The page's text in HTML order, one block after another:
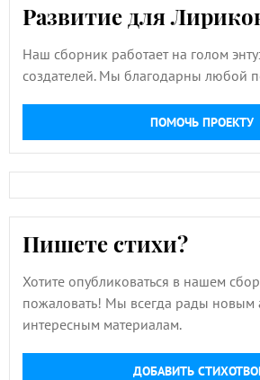
Развитие для
Наш сборник работает на голом
создателей. Мы благодарны любой
ПОМОЧЬ ПРОЕКТУ
Пишете стихи?
Хотите опубликоваться в нашем
пожаловать! Мы всегда рады новым
интересным материалам.
ДОБАВИТЬ